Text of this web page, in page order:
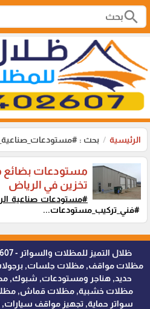
search
الرئيسية بحث :
مستودعات بضائع
تخزين في الرياض
#فني_تركيب_مستودعات...
مظلات مواقف, مظلات جلسات,
حديد, هناجر ومستودعات, شبوك,
مظلات خشبية, مظلات قماش,
سواتر حماية, تجهيز مواقف